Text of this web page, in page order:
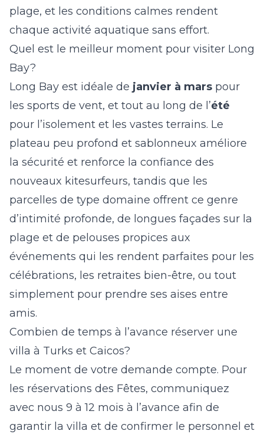
plage, et les conditions calmes rendent
chaque activité aquatique sans effort.
Quel est le meilleur moment pour visiter Long
Bay?
Long Bay est idéale de janvier à mars pour
les sports de vent, et tout au long de l’été
pour l’isolement et les vastes terrains. Le
plateau peu profond et sablonneux améliore
la sécurité et renforce la confiance des
nouveaux kitesurfeurs, tandis que les
parcelles de type domaine offrent ce genre
d’intimité profonde, de longues façades sur la
plage et de pelouses propices aux
événements qui les rendent parfaites pour les
célébrations, les retraites bien-être, ou tout
simplement pour prendre ses aises entre
amis.
Combien de temps à l’avance réserver une
villa à Turks et Caicos?
Le moment de votre demande compte. Pour
les réservations des Fêtes, communiquez
avec nous 9 à 12 mois à l’avance afin de
garantir la villa et de confirmer le personnel et